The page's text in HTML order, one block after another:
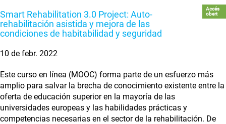
Smart Rehabilitation 3.0 Project: Auto-
rehabilitación asistida y mejora de las
condiciones de habitabilidad y seguridad
Accés
obert
10 de febr. 2022
Este curso en línea (MOOC) forma parte de un esfuerzo más
amplio para salvar la brecha de conocimiento existente entre la
oferta de educación superior en la mayoría de las
universidades europeas y las habilidades prácticas y
competencias necesarias en el sector de la rehabilitación. De